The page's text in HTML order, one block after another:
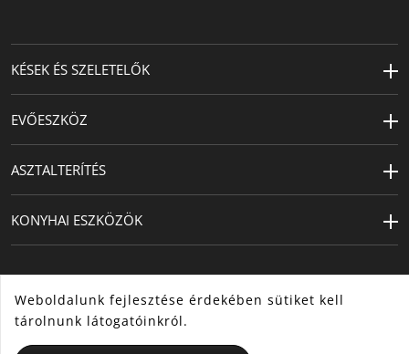
KÉSEK ÉS SZELETELŐK
EVŐESZKÖZ
ASZTALTERÍTÉS
KONYHAI ESZKÖZÖK
Weboldalunk fejlesztése érdekében sütiket kell
tárolnunk látogatóinkról.